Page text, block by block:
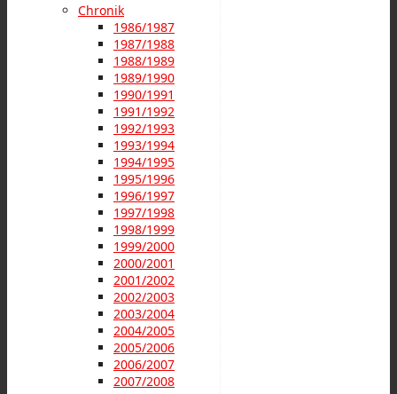
Chronik
1986/1987
1987/1988
1988/1989
1989/1990
1990/1991
1991/1992
1992/1993
1993/1994
1994/1995
1995/1996
1996/1997
1997/1998
1998/1999
1999/2000
2000/2001
2001/2002
2002/2003
2003/2004
2004/2005
2005/2006
2006/2007
2007/2008